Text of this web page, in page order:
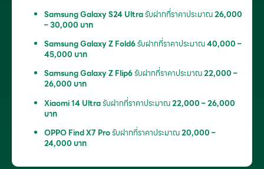
Samsung Galaxy S24 Ultraรับฝากที่ราคาประมาณ26,000
– 30,000 บาท
Samsung Galaxy Z Fold6รับฝากที่ราคาประมาณ40,000 –
45,000 บาท
Samsung Galaxy Z Flip6รับฝากที่ราคาประมาณ22,000 –
26,000 บาท
Xiaomi 14 Ultraรับฝากที่ราคาประมาณ22,000 – 26,000
บาท
OPPO Find X7 Proรับฝากที่ราคาประมาณ20,000 –
24,000 บาท